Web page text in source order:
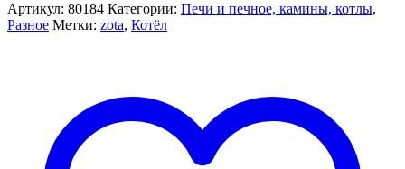
Артикул: 80184 Категории: Печи и печное, камины, котлы,
Разное Метки: zota, Котёл